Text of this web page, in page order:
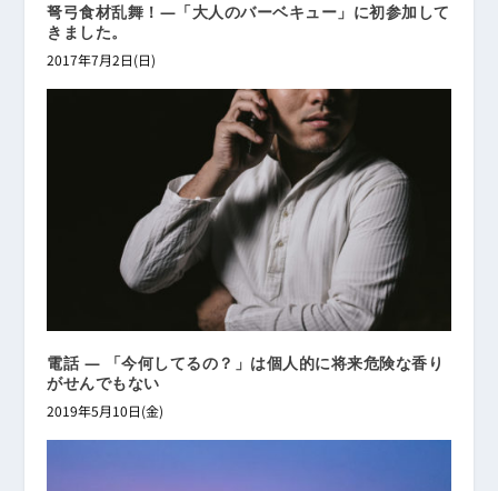
弩弓食材乱舞！―「大人のバーベキュー」に初参加して
きました。
2017年7月2日(日)
電話 ― 「今何してるの？」は個人的に将来危険な香り
がせんでもない
2019年5月10日(金)